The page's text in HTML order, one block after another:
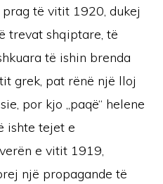
prag të vitit 1920, dukej
trevat shqiptare, të
të ishin brenda
grek, pat rënë një lloj
por kjo „paqë“ helene
ishte tejet e
e vitit 1919,
një propagande të